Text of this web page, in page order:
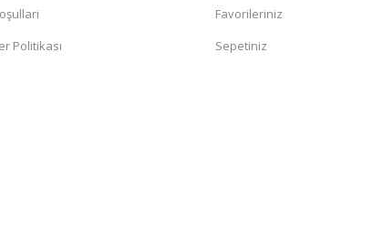
Politikası
Favorileriniz
Sepetiniz